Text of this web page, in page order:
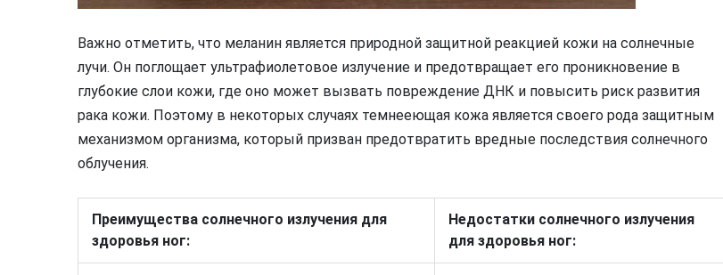
Важно отметить, что меланин является природной защитной реакцией кожи на солнечные
лучи. Он поглощает ультрафиолетовое излучение и предотвращает его проникновение в
глубокие слои кожи, где оно может вызвать повреждение ДНК и повысить риск развития
рака кожи. Поэтому в некоторых случаях темнееющая кожа является своего рода защитным
механизмом организма, который призван предотвратить вредные последствия солнечного
облучения.
Преимущества солнечного излучения для
здоровья ног:
Недостатки солнечного излучения
для здоровья ног: